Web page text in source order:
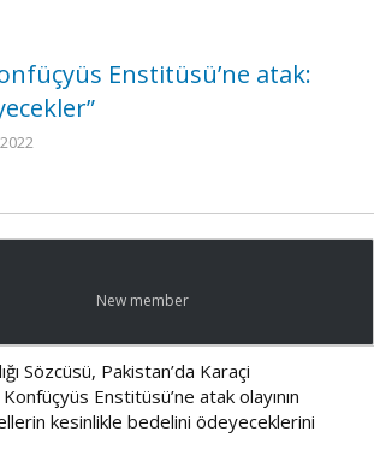
Enstitüsü’ne atak:
New member
Sözcüsü, Pakistan’da Karaçi
Enstitüsü’ne atak olayının
kesinlikle bedelini ödeyeceklerini